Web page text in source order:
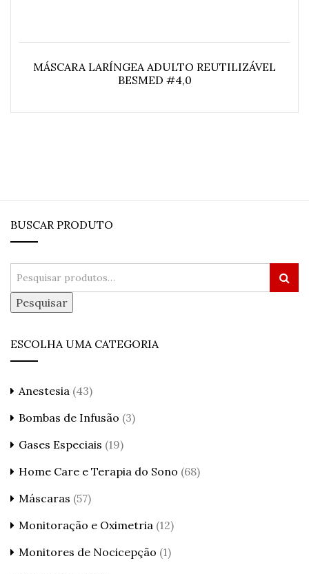
MÁSCARA LARÍNGEA ADULTO REUTILIZÁVEL
BESMED #4,0
BUSCAR PRODUTO
Pesquisar
ESCOLHA UMA CATEGORIA
Anestesia (43)
Bombas de Infusão (3)
Gases Especiais (19)
Home Care e Terapia do Sono (68)
Máscaras (57)
Monitoração e Oximetria (12)
Monitores de Nocicepção (1)